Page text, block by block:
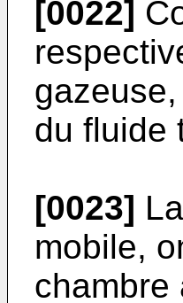
[0022]
du fluide
[0023]
mobile,
chambre